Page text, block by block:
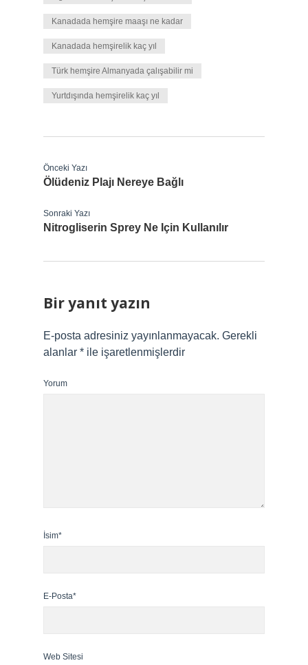
Kanadada hemşire maaşı ne kadar
Kanadada hemşirelik kaç yıl
Türk hemşire Almanyada çalışabilir mi
Yurtdışında hemşirelik kaç yıl
Önceki Yazı
Ölüdeniz Plajı Nereye Bağlı
Sonraki Yazı
Nitrogliserin Sprey Ne Için Kullanılır
Bir yanıt yazın
E-posta adresiniz yayınlanmayacak. Gerekli
alanlar * ile işaretlenmişlerdir
Yorum
İsim*
E-Posta*
Web Sitesi